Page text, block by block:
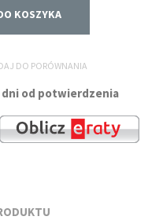
KOSZYKA
DO PORÓWNANIA
dni od potwierdzenia